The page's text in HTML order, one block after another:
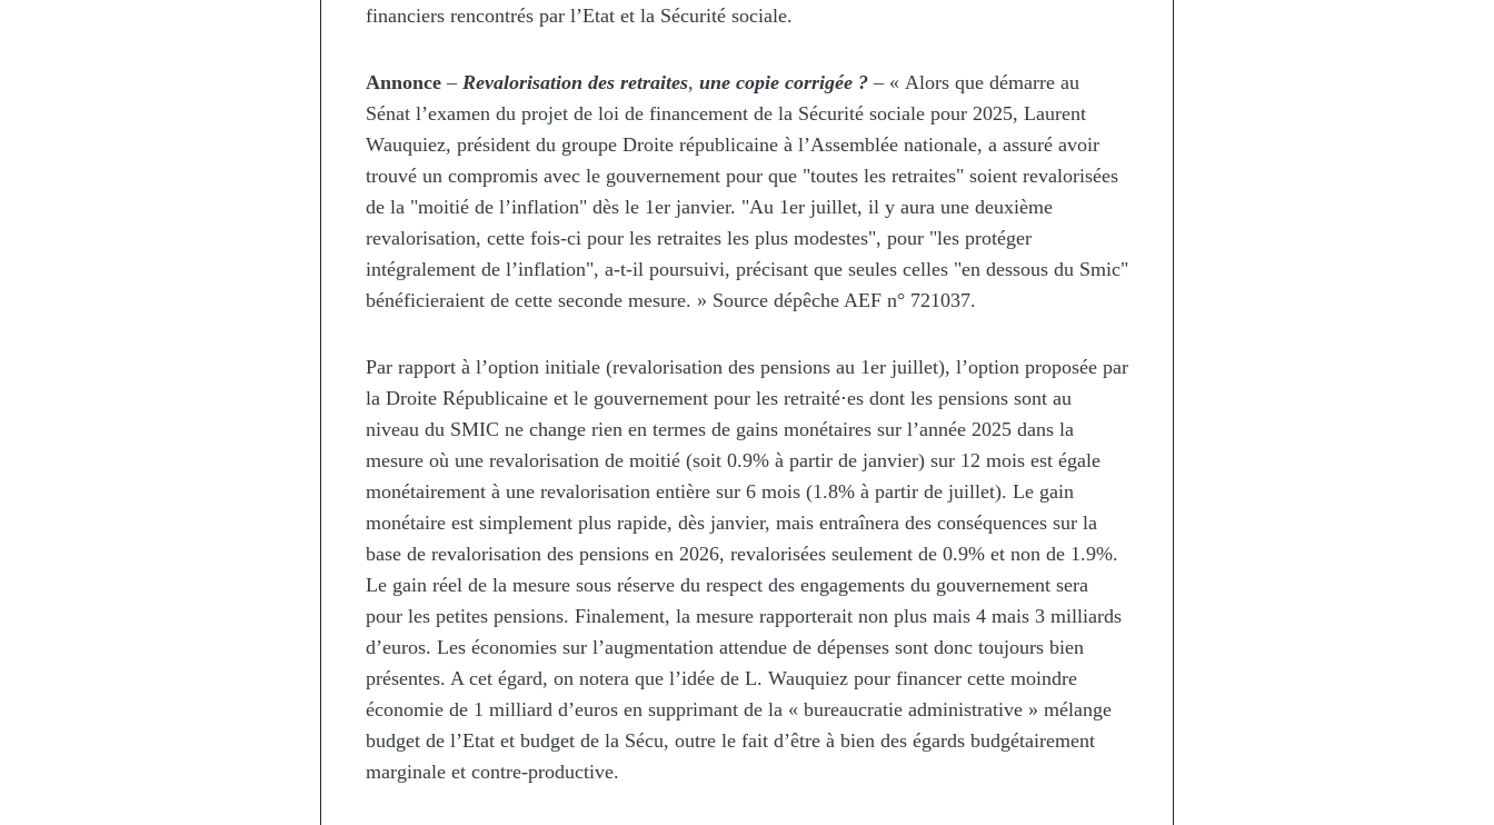
financiers rencontrés par l’Etat et la Sécurité sociale.
Annonce– Revalorisation des retraites, une copie corrigée ?– « Alors que démarre au
Sénat l’examen du projet de loi de financement de la Sécurité sociale pour 2025, Laurent
Wauquiez, président du groupe Droite républicaine à l’Assemblée nationale, a assuré avoir
trouvé un compromis avec le gouvernement pour que "toutes les retraites" soient revalorisées
de la "moitié de l’inflation" dès le 1er janvier. "Au 1er juillet, il y aura une deuxième
revalorisation, cette fois-ci pour les retraites les plus modestes", pour "les protéger
intégralement de l’inflation", a-t-il poursuivi, précisant que seules celles "en dessous du Smic"
bénéficieraient de cette seconde mesure. » Source dépêche AEF n° 721037.
Par rapport à l’option initiale (revalorisation des pensions au 1er juillet), l’option proposée par
la Droite Républicaine et le gouvernement pour les retraité⋅es dont les pensions sont au
niveau du SMIC ne change rien en termes de gains monétaires sur l’année 2025 dans la
mesure où une revalorisation de moitié (soit 0.9% à partir de janvier) sur 12 mois est égale
monétairement à une revalorisation entière sur 6 mois (1.8% à partir de juillet). Le gain
monétaire est simplement plus rapide, dès janvier, mais entraînera des conséquences sur la
base de revalorisation des pensions en 2026, revalorisées seulement de 0.9% et non de 1.9%.
Le gain réel de la mesure sous réserve du respect des engagements du gouvernement sera
pour les petites pensions. Finalement, la mesure rapporterait non plus mais 4 mais 3 milliards
d’euros. Les économies sur l’augmentation attendue de dépenses sont donc toujours bien
présentes. A cet égard, on notera que l’idée de L. Wauquiez pour financer cette moindre
économie de 1 milliard d’euros en supprimant de la « bureaucratie administrative » mélange
budget de l’Etat et budget de la Sécu, outre le fait d’être à bien des égards budgétairement
marginale et contre-productive.